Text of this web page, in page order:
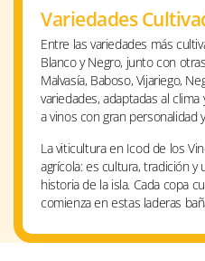
Variedades
Entre las variedades más
Blanco y Negro, junto con
Malvasía, Baboso, Vijariego,
variedades, adaptadas al
a vinos con gran personalidad
La viticultura en Icod de los
agrícola: es cultura, tradición y
historia de la isla. Cada copa
comienza en estas laderas